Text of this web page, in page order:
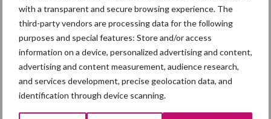
with a transparent and secure browsing experience. The
third-party vendors are processing data for the following
purposes and special features: Store and/or access
information on a device, personalized advertising and content,
advertising and content measurement, audience research,
and services development, precise geolocation data, and
identification through device scanning.